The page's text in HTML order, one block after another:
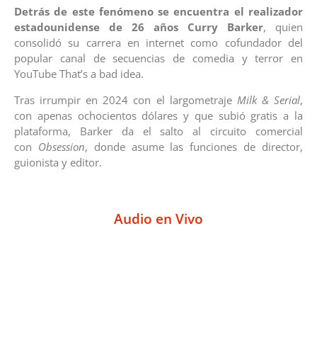
Detrás de este fenómeno se encuentra el realizador
estadounidense de 26 años Curry Barker, quien
consolidó su carrera en internet como cofundador del
popular canal de secuencias de comedia y terror en
YouTube That’s a bad idea.
Tras irrumpir en 2024 con el largometraje Milk & Serial,
con apenas ochocientos dólares y que subió gratis a la
plataforma, Barker da el salto al circuito comercial
con Obsession, donde asume las funciones de director,
guionista y editor.
Audio en Vivo